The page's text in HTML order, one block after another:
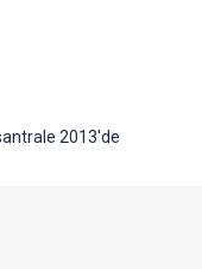
2013'de